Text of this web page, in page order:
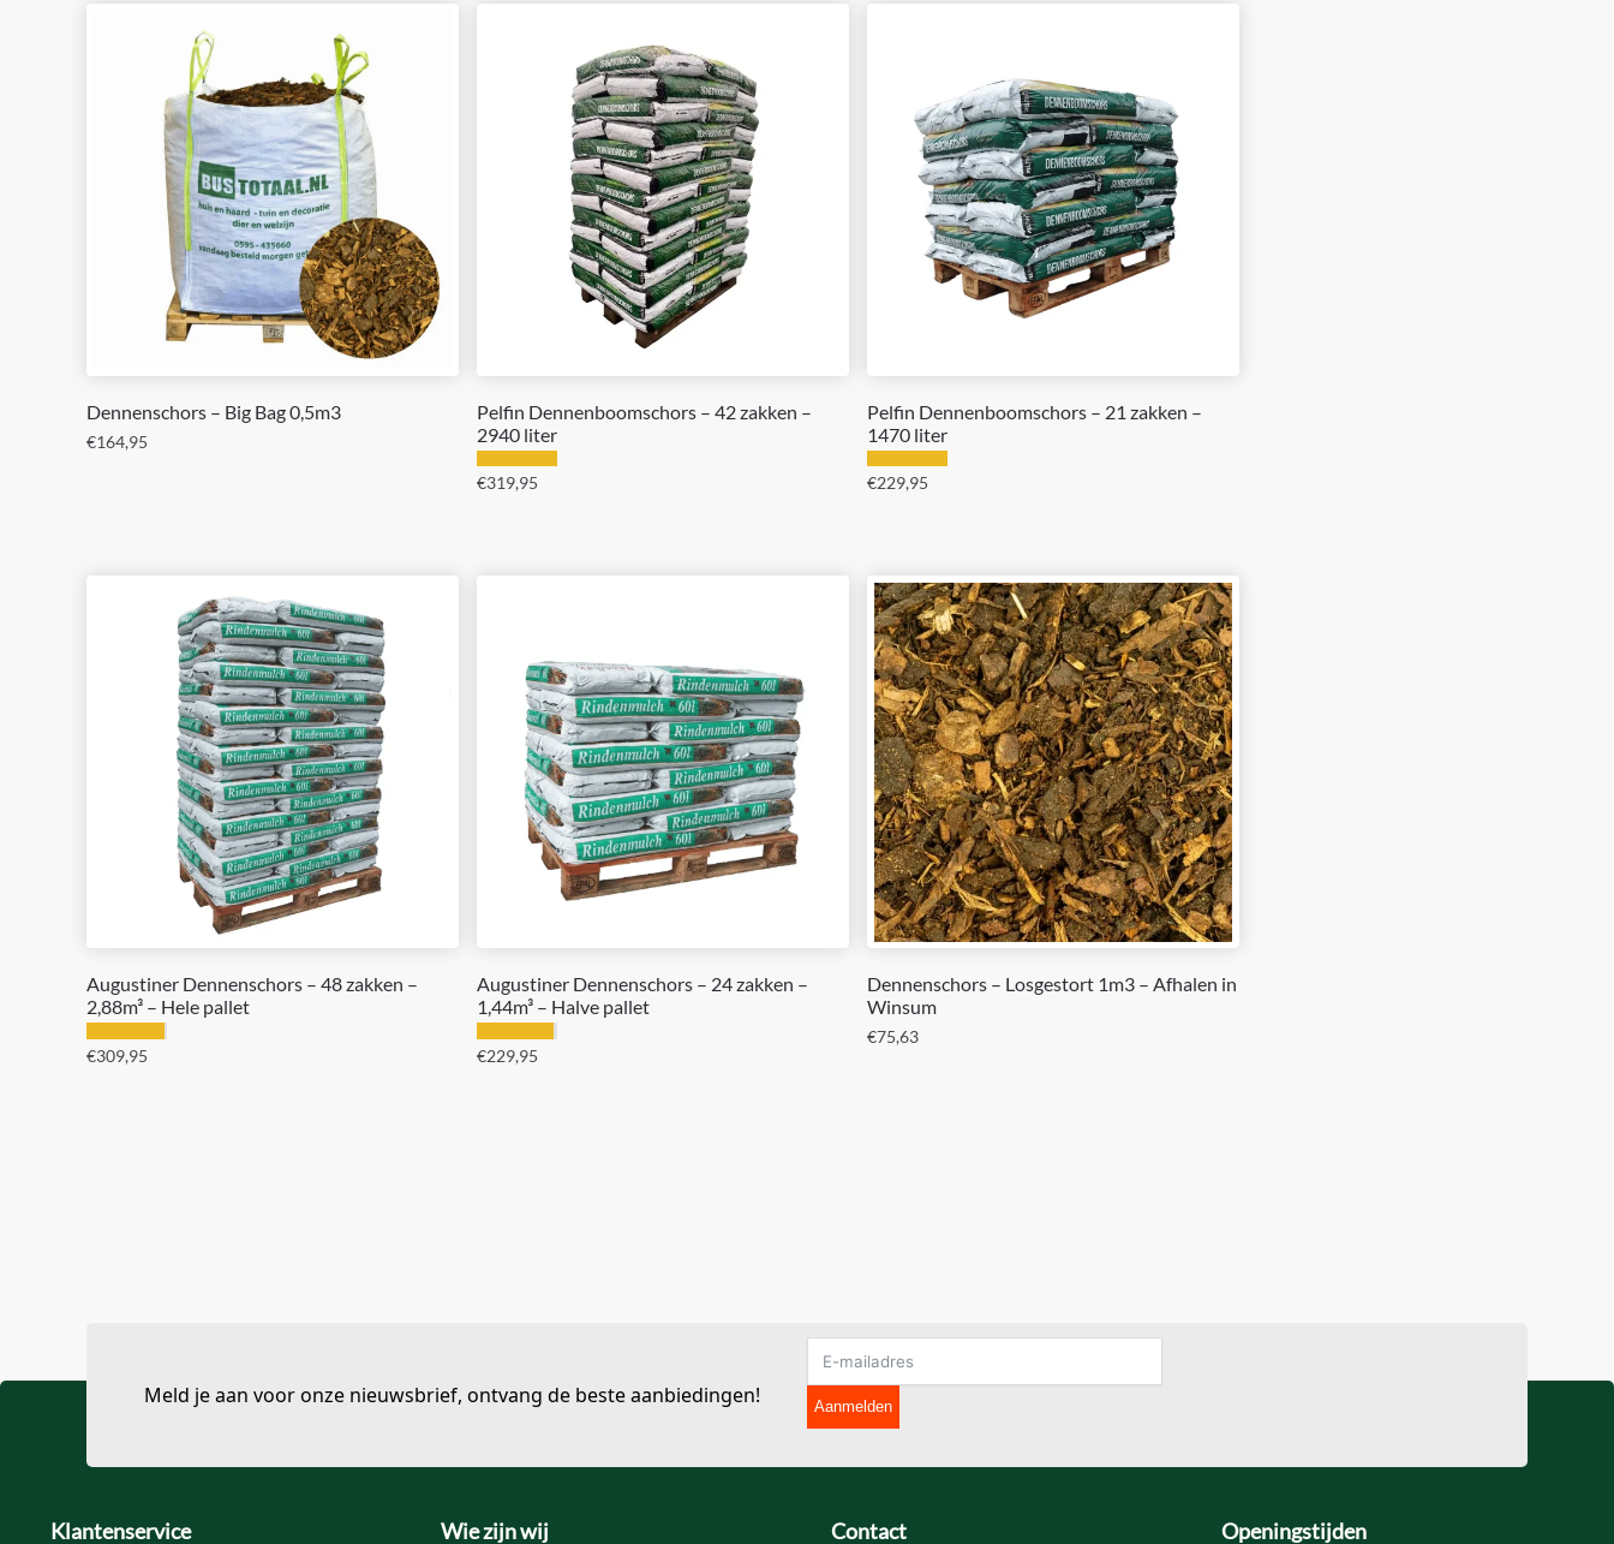
Dennenschors – Big Bag 0,5m3
€164,95
Pelfin Dennenboomschors – 42 zakken –
2940 liter
€319,95
Pelfin Dennenboomschors – 21 zakken –
1470 liter
€229,95
Augustiner Dennenschors – 48 zakken –
2,88m³ – Hele pallet
€309,95
Augustiner Dennenschors – 24 zakken –
1,44m³ – Halve pallet
€229,95
Dennenschors – Losgestort 1m3 – Afhalen in
Winsum
€75,63
Meld je aan voor onze nieuwsbrief, ontvang de beste aanbiedingen! Aanmelden
Klantenservice Wie zijn wij Contact Openingstijden